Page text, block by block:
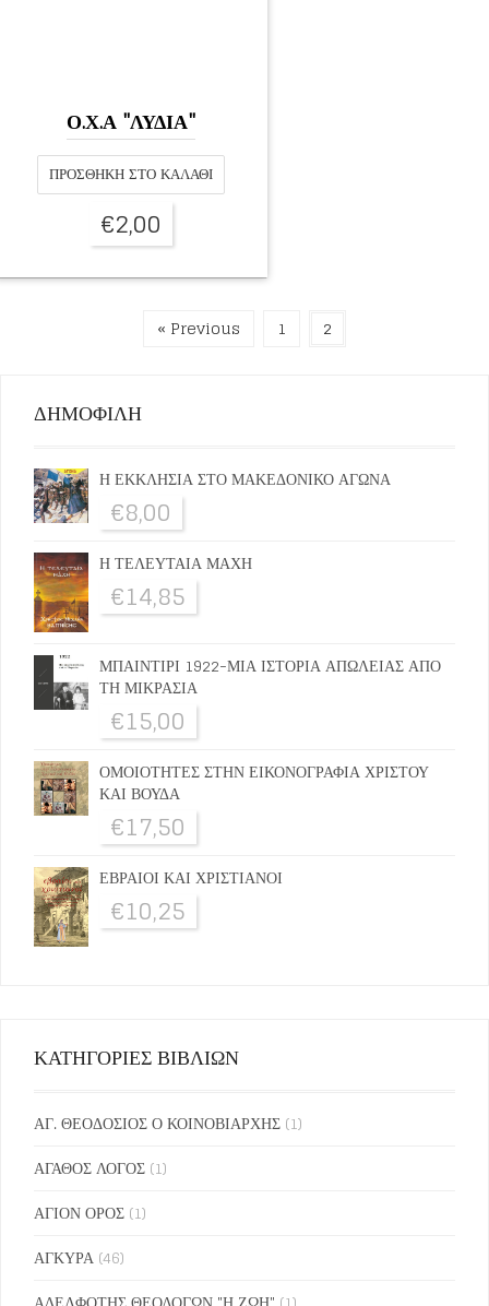
Ο.Χ.Α "ΛΥΔΙΑ"
ΠΡΟΣΘΉΚΗ ΣΤΟ ΚΑΛΆΘΙ
€2,00
« Previous 1 2
ΔΗΜΟΦΙΛΗ
Η ΕΚΚΛΗΣΙΑ ΣΤΟ ΜΑΚΕΔΟΝΙΚΟ ΑΓΩΝΑ
€8,00
Η ΤΕΛΕΥΤΑΙΑ ΜΑΧΗ
€14,85
ΜΠΑΙΝΤΙΡΙ 1922-ΜΙΑ ΙΣΤΟΡΙΑ ΑΠΩΛΕΙΑΣ ΑΠΟ
ΤΗ ΜΙΚΡΑΣΙΑ
€15,00
ΟΜΟΙΟΤΗΤΕΣ ΣΤΗΝ ΕΙΚΟΝΟΓΡΑΦΙΑ ΧΡΙΣΤΟΥ
ΚΑΙ ΒΟΥΔΑ
€17,50
ΕΒΡΑΙΟΙ ΚΑΙ ΧΡΙΣΤΙΑΝΟΙ
€10,25
ΚΑΤΗΓΟΡΙΕΣ ΒΙΒΛΙΩΝ
ΑΓ. ΘΕΟΔΟΣΙΟΣ Ο ΚΟΙΝΟΒΙΑΡΧΗΣ (1)
ΑΓΑΘΟΣ ΛΟΓΟΣ (1)
ΑΓΙΟΝ ΟΡΟΣ (1)
ΑΓΚΥΡΑ (46)